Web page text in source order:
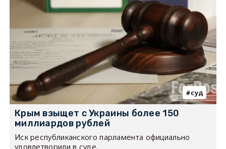
суд
Крым взыщет с Украины более 150
миллиардов рублей
Иск республиканского парламента официально
удовлетворили в суде.